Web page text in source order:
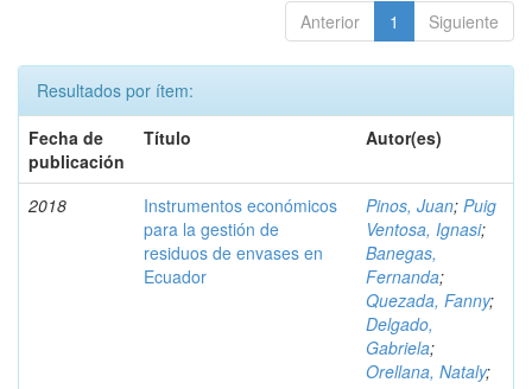
Anterior 1 Siguiente
Resultados por ítem:
Fecha de
publicación
Título Autor(es)
2018
Instrumentos económicos
para la gestión de
residuos de envases en
Ecuador
Pinos, Juan; Puig
Ventosa, Ignasi;
Banegas,
Fernanda;
Quezada, Fanny;
Delgado,
Gabriela;
Orellana, Nataly;